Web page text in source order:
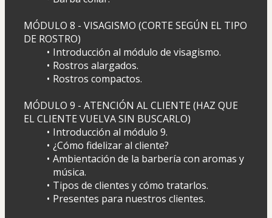
MÓDULO 8 - VISAGISMO (CORTE SEGÚN EL TIPO
DE ROSTRO)
Introducción al módulo de visagismo.
Rostros alargados.
Rostros compactos.
MÓDULO 9 - ATENCIÓN AL CLIENTE (HAZ QUE
EL CLIENTE VUELVA SIN BUSCARLO)
Introducción al módulo 9.
¿Cómo fidelizar al cliente?
Ambientación de la barbería con aromas y
música.
Tipos de clientes y cómo tratarlos.
Presentes para nuestros clientes.